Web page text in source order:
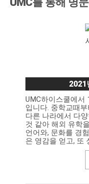
2021
UMC하이스쿨에서
입니다. 중학교때
다른 나라에서 다
것 같아 해외 유학
언어와, 문화를 경
은 영감을 얻고, 또